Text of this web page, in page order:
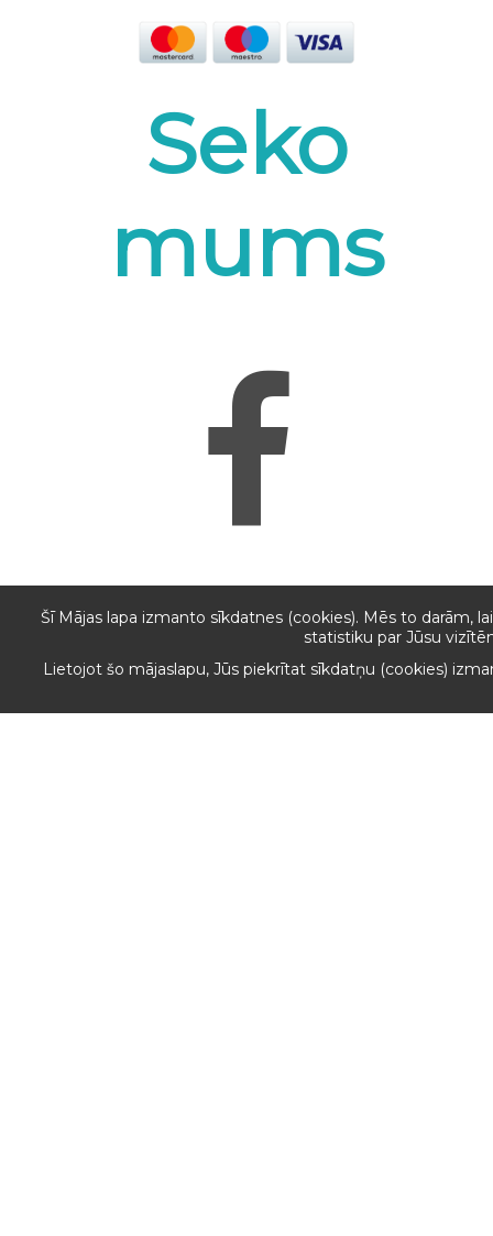
Seko
mums
Šī Mājas lapa izmanto sīkdatnes (cookies). Mēs to darām,
statistiku par Jūsu
Lietojot šo mājaslapu, Jūs piekrītat sīkdatņu (cookies)